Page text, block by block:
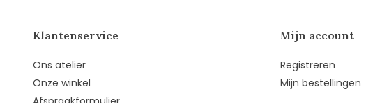
Klantenservice
Ons atelier
Onze winkel
Mijn account
Registreren
Mijn bestellingen